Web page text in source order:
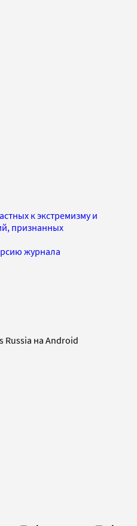
к экстремизму и
признанных
журнала
на Android